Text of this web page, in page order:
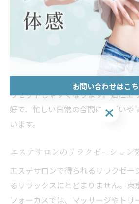
シュも期待できます。
癒しと美を両立するためには、施術
雰囲気や設備、スタッフの対応も重
落ち着いた空間でリラックスしなが
る丁寧な施術を受けることで、日々
リセットしやすくなります。狛江エ
好で、忙しい日常の合間にも通いや
います。
エステサロンのリラクゼーション
エステサロンで得られるリラクゼー
るリラックスにとどまりません。東
フォーカスでは、マッサージやトリ
お問い合わせはこ
お問い合わせはこ